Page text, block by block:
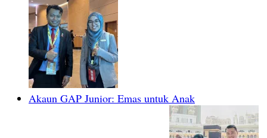
Akaun GAP Junior: Emas untuk Anak